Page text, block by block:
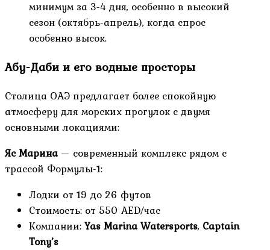
минимум за 3-4 дня, особенно в высокий
сезон (октябрь-апрель), когда спрос
особенно высок.
Абу-Даби и его водные просторы
Столица ОАЭ предлагает более спокойную
атмосферу для морских прогулок с двумя
основными локациями:
Яс Марина— современный комплекс рядом с
трассой Формулы-1:
Лодки от 19 до 26 футов
Стоимость: от 550 AED/час
Компании:Yas Marina Watersports, Captain
Tony’s